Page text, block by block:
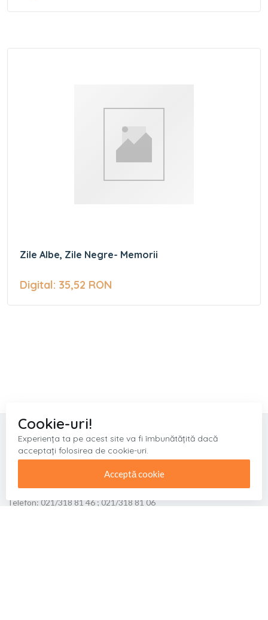
Zile Albe, Zile Negre- Memorii
Digital: 35,52 RON
EDITURA ACADEMIEI ROMÂNE
Adresa:Calea 13 Septembrie, Nr.13, Bucuresti, Sector 5
Telefon:021/318 81 46 ; 021/318 81 06
Cookie-uri!
Experiența ta pe acest site va fi îmbunătățită dacă
acceptați folosirea de cookie-uri.
Acceptă cookie